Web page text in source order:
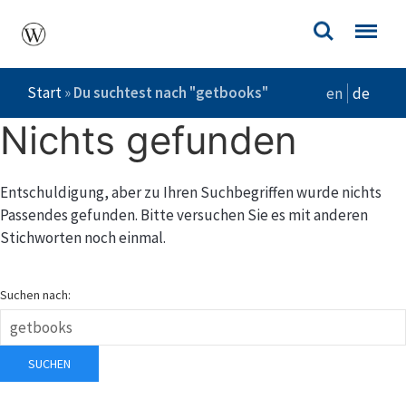
Start»Du suchtest nach "getbooks" en de
Nichts gefunden
Entschuldigung, aber zu Ihren Suchbegriffen wurde nichts
Passendes gefunden. Bitte versuchen Sie es mit anderen
Stichworten noch einmal.
Suchen nach:
SUCHEN